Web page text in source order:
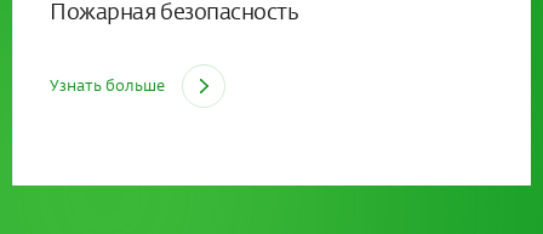
Пожарная безопасность
Узнать больше